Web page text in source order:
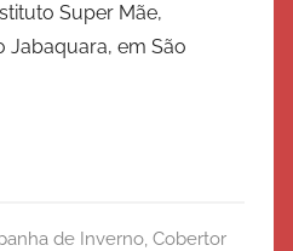
r
E
t
Super Mãe,
Jabaquara, em São
de Inverno, Cobertor